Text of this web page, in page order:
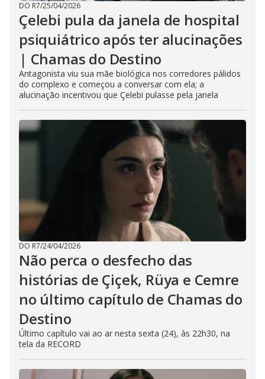
DO R7/25/04/2026
Çelebi pula da janela de hospital
psiquiátrico após ter alucinações
| Chamas do Destino
Antagonista viu sua mãe biológica nos corredores pálidos
do complexo e começou a conversar com ela; a
alucinação incentivou que Çelebi pulasse pela janela
DO R7/24/04/2026
Não perca o desfecho das
histórias de Çiçek, Rüya e Cemre
no último capítulo de Chamas do
Destino
Último capítulo vai ao ar nesta sexta (24), às 22h30, na
tela da RECORD